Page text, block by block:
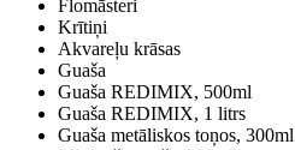
Flomāsteri
Krītiņi
Akvareļu krāsas
Guaša
Guaša REDIMIX, 500ml
Guaša REDIMIX, 1 litrs
Guaša metāliskos toņos, 300ml